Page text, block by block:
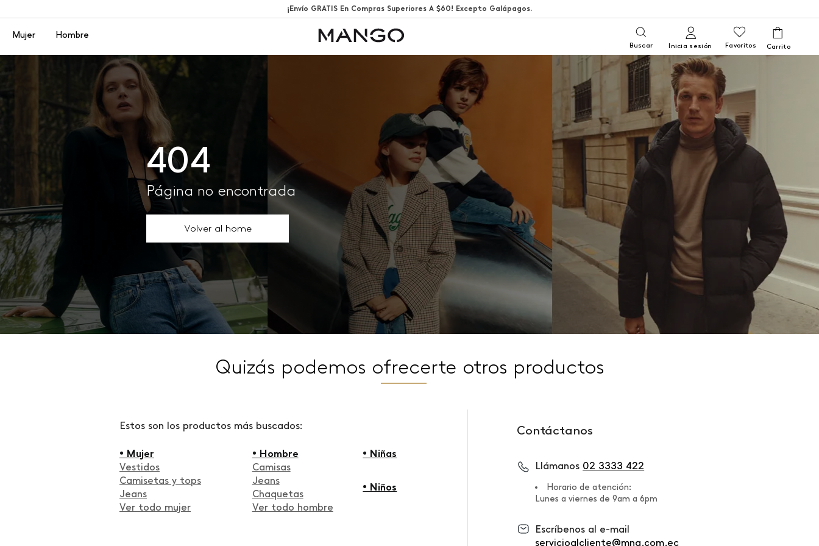
¡Envío GRATIS En Compras Superiores A $60! Excepto Galápagos.
Menú
Mujer Hombre
Buscar Inicia sesión Favoritos
404
Página no encontrada
Volver al home
Quizás podemos ofrecerte otros productos
Estos son los productos más buscados:
• Mujer
Vestidos
Camisetas y tops
Jeans
Ver todo mujer
• Hombre
Camisas
Jeans
Chaquetas
Ver todo hombre
• Niñas
• Niños
Contáctanos
Llámanos 02 3333 422
Horario de atención:
Lunes a viernes de 9am a 6pm
Escríbenos al e-mail
servicioalcliente@mng.com.ec